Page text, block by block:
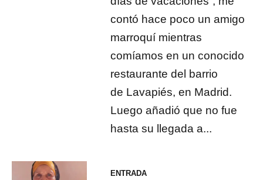
contó hace poco un amigo
marroquí mientras
comíamos en un conocido
restaurante del barrio
de Lavapiés, en Madrid.
Luego añadió que no fue
hasta su llegada a...
ENTRADA